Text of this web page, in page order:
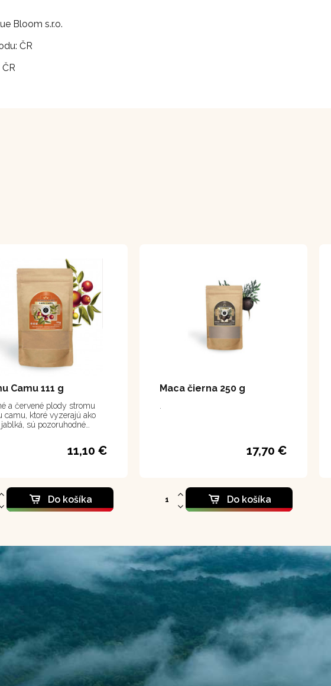
Bloom s.r.o.
ČR
Camu 111 g
a červené plody stromu
camu, ktoré vyzerajú ako
sú pozoruhodné
vitamínu C, obsahujú ho
11,10 €
Do košíka
Maca čierna 250 g
.
17,70 €
Do košíka